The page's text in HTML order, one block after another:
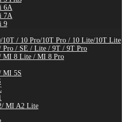
6A
7A
9
10T / 10 Pro/10T Pro / 10 Lite/10T Lite
Pro / SE / Lite / 9T / 9T Pro
MI 8 Lite / MI 8 Pro
MI 5S
MI A2 Lite